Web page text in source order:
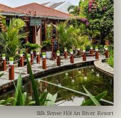
Silk Sense Hội An River Resort